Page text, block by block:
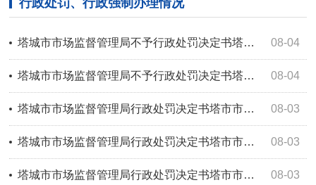
08-04
塔城市市场监督管理局不予行政处罚决定书塔市市监不罚〔2026〕41号
08-04
塔城市市场监督管理局不予行政处罚决定书塔市市监不罚〔2026〕40号
08-03
塔城市市场监督管理局行政处罚决定书塔市市监处罚〔2026〕117号
08-03
塔城市市场监督管理局行政处罚决定书塔市市监处罚〔2026〕118号
08-03
塔城市市场监督管理局行政处罚决定书塔市市监处罚〔2026〕116号